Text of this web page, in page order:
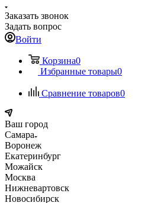
Заказать звонок
Задать вопрос
Войти
Корзина0
Избранные товары0
Сравнение товаров0
Ваш город
Самара
Воронеж
Екатеринбург
Можайск
Москва
Нижневартовск
Новосибирск